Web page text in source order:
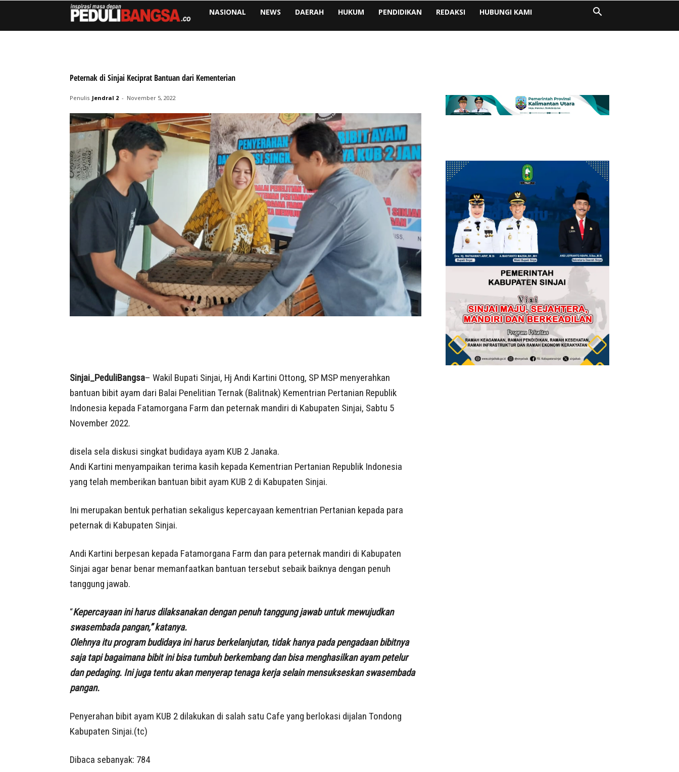
NASIONAL NEWS DAERAH HUKUM PENDIDIKAN REDAKSI HUBUNGI KAMI
Peternak di Sinjai Keciprat Bantuan dari Kementerian
Penulis Jendral 2 - November 5, 2022
Sinjai_PeduliBangsa– Wakil Bupati Sinjai, Hj Andi Kartini Ottong, SP MSP menyerahkan
bantuan bibit ayam dari Balai Penelitian Ternak (Balitnak) Kementrian Pertanian Republik
Indonesia kepada Fatamorgana Farm dan peternak mandiri di Kabupaten Sinjai, Sabtu 5
November 2022.
disela sela diskusi singkat budidaya ayam KUB 2 Janaka.
Andi Kartini menyampaikan terima kasih kepada Kementrian Pertanian Republik Indonesia
yang telah memberikan bantuan bibit ayam KUB 2 di Kabupaten Sinjai.
Ini merupakan bentuk perhatian sekaligus kepercayaan kementrian Pertanian kepada para
peternak di Kabupaten Sinjai.
Andi Kartini berpesan kepada Fatamorgana Farm dan para peternak mandiri di Kabupaten
Sinjai agar benar benar memanfaatkan bantuan tersebut sebaik baiknya dengan penuh
tanggung jawab.
“Kepercayaan ini harus dilaksanakan dengan penuh tanggung jawab untuk mewujudkan
swasembada pangan,” katanya.
Olehnya itu program budidaya ini harus berkelanjutan, tidak hanya pada pengadaan bibitnya
saja tapi bagaimana bibit ini bisa tumbuh berkembang dan bisa menghasilkan ayam petelur
dan pedaging. Ini juga tentu akan menyerap tenaga kerja selain mensukseskan swasembada
pangan.
Penyerahan bibit ayam KUB 2 dilakukan di salah satu Cafe yang berlokasi dijalan Tondong
Kabupaten Sinjai.(tc)
Dibaca sebanyak: 784